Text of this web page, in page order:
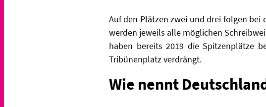
Auf den Plätzen zwei und drei folgen bei
werden jeweils alle möglichen
haben bereits 2019 die Spitzenplätze
Tribünenplatz verdrängt.
Wie nennt